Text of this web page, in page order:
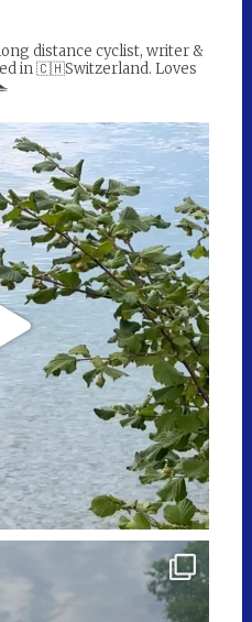
distance cyclist, writer &
in 🇨🇭Switzerland. Loves